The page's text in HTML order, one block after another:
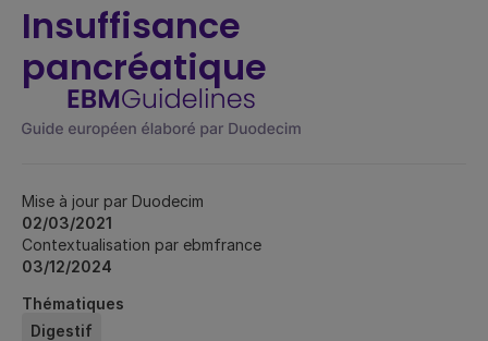
Insuffisance
pancréatique
Mise à jour par Duodecim
02/03/2021
Contextualisation par ebmfrance
03/12/2024
Thématiques
Digestif